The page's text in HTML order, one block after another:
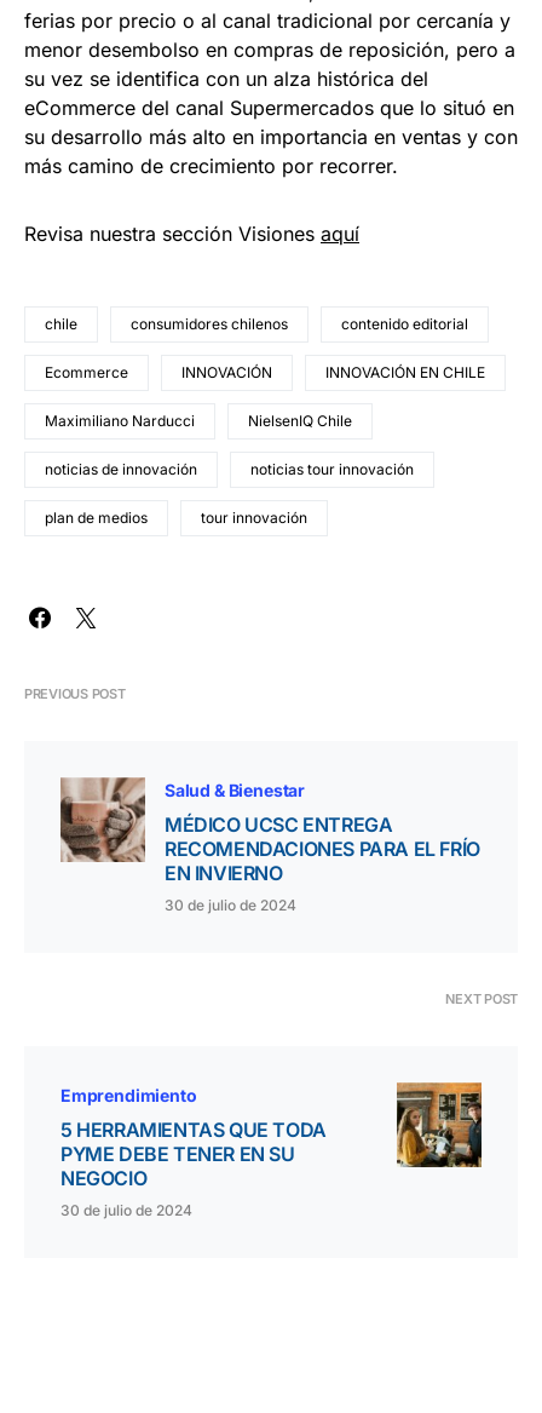
ferias por precio o al canal tradicional por cercanía y
menor desembolso en compras de reposición, pero a
su vez se identifica con un alza histórica del
eCommerce del canal Supermercados que lo situó en
su desarrollo más alto en importancia en ventas y con
más camino de crecimiento por recorrer.
Revisa nuestra sección Visiones aquí
chile consumidores chilenos contenido editorial
Ecommerce INNOVACIÓN INNOVACIÓN EN CHILE
Maximiliano Narducci NielsenIQ Chile
noticias de innovación noticias tour innovación
plan de medios tour innovación
PREVIOUS POST
Salud & Bienestar
MÉDICO UCSC ENTREGA
RECOMENDACIONES PARA EL FRÍO
EN INVIERNO
30 de julio de 2024
NEXT POST
Emprendimiento
5 HERRAMIENTAS QUE TODA
PYME DEBE TENER EN SU
NEGOCIO
30 de julio de 2024